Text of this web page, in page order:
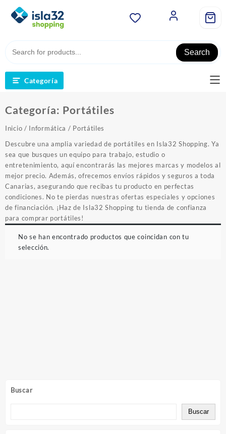
contenido
Search
Categoría
Buscar
Buscar
Categoría: Portátiles
Inicio / Informática / Portátiles
Descubre una amplia variedad de portátiles en Isla32 Shopping. Ya
sea que busques un equipo para trabajo, estudio o
entretenimiento, aquí encontrarás las mejores marcas y modelos al
mejor precio. Además, ofrecemos envíos rápidos y seguros a toda
Canarias, asegurando que recibas tu producto en perfectas
condiciones. No te pierdas nuestras ofertas especiales y opciones
de financiación. ¡Haz de Isla32 Shopping tu tienda de confianza
para comprar portátiles!
No se han encontrado productos que coincidan con tu
selección.